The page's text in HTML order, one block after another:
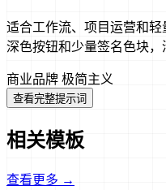
适合工作流、项目运营和
深色按钮和少量签名色块，
商业品牌 极简主义
查看完整提示词
相关模板
查看更多 →